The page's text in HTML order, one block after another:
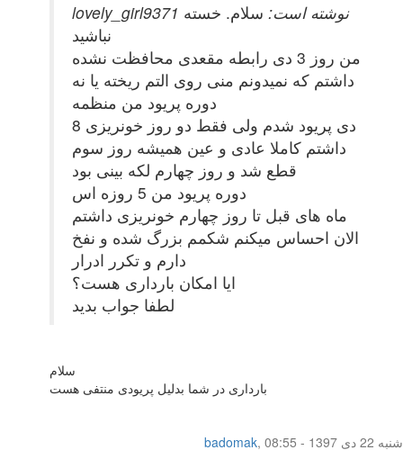
lovely_girl9371 نوشته است: سلام. خسته
نباشید
من روز 3 دی رابطه مقعدی محافظت نشده
داشتم که نمیدونم منی روی التم ریخته یا نه
دوره پریود من منظمه
8 دی پریود شدم ولی فقط دو روز خونریزی
داشتم کاملا عادی و عین همیشه روز سوم
قطع شد و روز چهارم لکه بینی بود
دوره پریود من 5 روزه اس
ماه های قبل تا روز چهارم خونریزی داشتم
الان احساس میکنم شکمم بزرگ شده و نفخ
دارم و تکرر ادرار
ایا امکان بارداری هست؟
لطفا جواب بدید
سلام
بارداری در شما بدلیل پریودی منتفی هست
badomak,
شنبه 22 دی 1397 - 08:55